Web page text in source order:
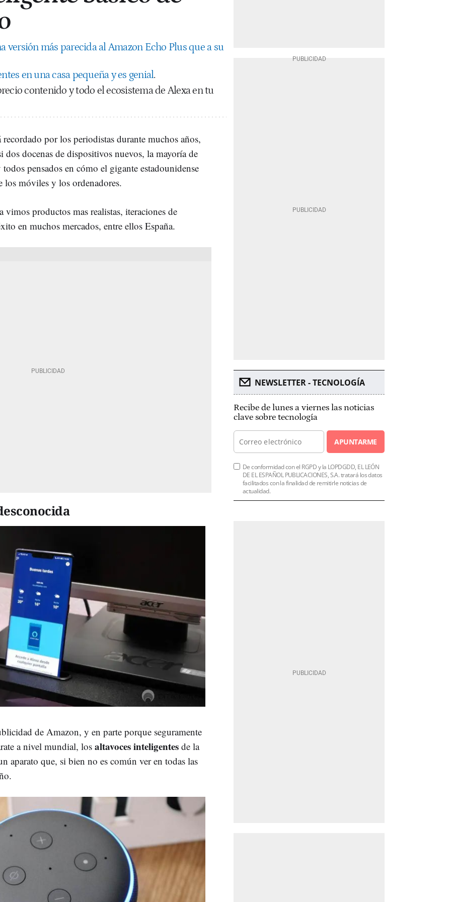
versión más parecida al Amazon Echo Plus que a su
en una casa pequeña y es genial.
contenido y todo el ecosistema de Alexa en tu
por los periodistas durante muchos años,
docenas de dispositivos nuevos, la mayoría de
pensados en cómo el gigante estadounidense
los móviles y los ordenadores.
productos mas realistas, iteraciones de
en muchos mercados, entre ellos España.
de Amazon, y en parte porque seguramente
a nivel mundial, los altavoces inteligentes de la
aparato que, si bien no es común ver en todas las
NEWSLETTER - TECNOLOGÍA
Recibe de lunes a viernes las noticias
clave sobre tecnología
APUNTARME
De conformidad con el RGPD y la LOPDGDD, EL LEÓN
DE EL ESPAÑOL PUBLICACIONES, S.A. tratará los datos
facilitados con la finalidad de remitirle noticias de
actualidad.